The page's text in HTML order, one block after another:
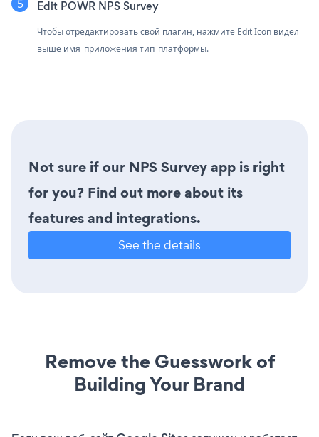
Edit POWR NPS Survey
Чтобы отредактировать свой плагин, нажмите Edit Icon видел
выше имя_приложения тип_платформы.
Not sure if our NPS Survey app is right
for you? Find out more about its
features and integrations.
See the details
Remove the Guesswork of
Building Your Brand